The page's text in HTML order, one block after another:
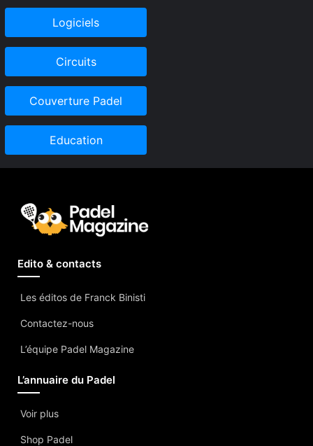
Logiciels
Circuits
Couverture Padel
Education
Edito & contacts
Les éditos de Franck Binisti
Contactez-nous
L’équipe Padel Magazine
L’annuaire du Padel
Voir plus
Shop Padel